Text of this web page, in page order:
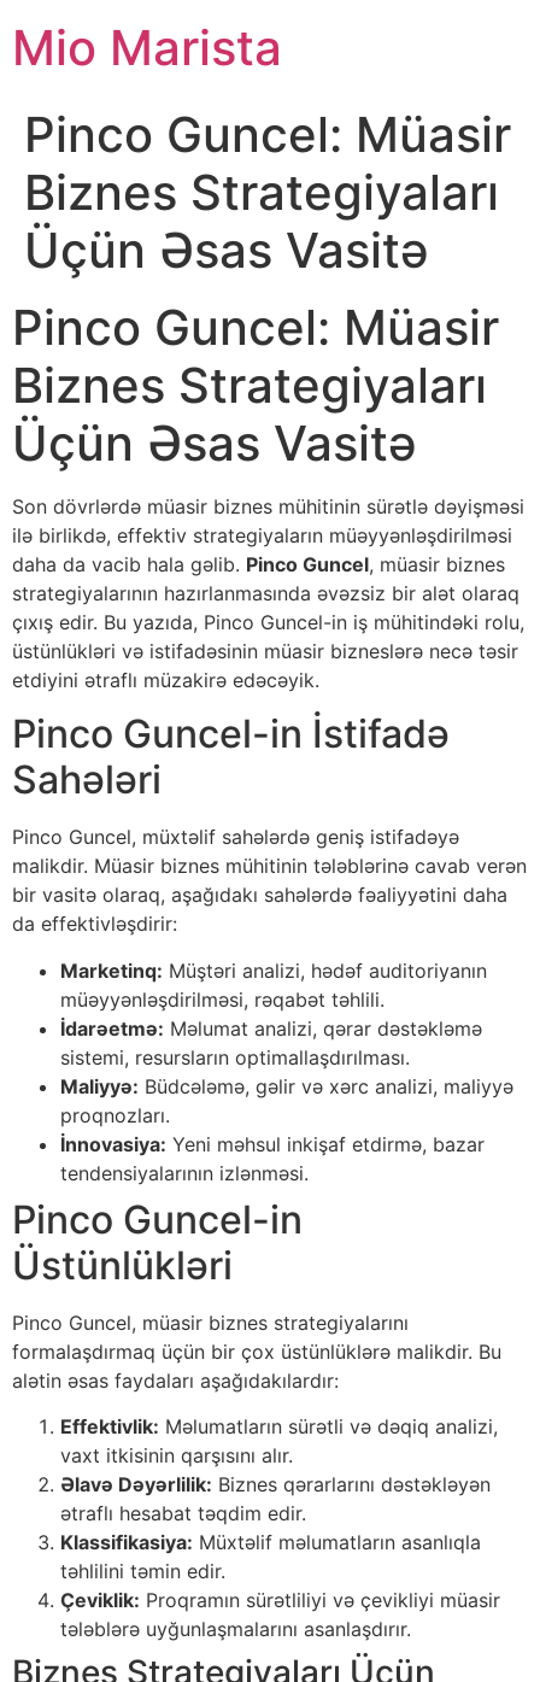
Mio Marista
Pinco Guncel: Müasir
Biznes Strategiyaları
Üçün Əsas Vasitə
Pinco Guncel: Müasir
Biznes Strategiyaları
Üçün Əsas Vasitə
Son dövrlərdə müasir biznes mühitinin sürətlə dəyişməsi
ilə birlikdə, effektiv strategiyaların müəyyənləşdirilməsi
daha da vacib hala gəlib. Pinco Guncel, müasir biznes
strategiyalarının hazırlanmasında əvəzsiz bir alət olaraq
çıxış edir. Bu yazıda, Pinco Guncel-in iş mühitindəki rolu,
üstünlükləri və istifadəsinin müasir bizneslərə necə təsir
etdiyini ətraflı müzakirə edəcəyik.
Pinco Guncel-in İstifadə
Sahələri
Pinco Guncel, müxtəlif sahələrdə geniş istifadəyə
malikdir. Müasir biznes mühitinin tələblərinə cavab verən
bir vasitə olaraq, aşağıdakı sahələrdə fəaliyyətini daha
da effektivləşdirir:
Marketinq: Müştəri analizi, hədəf auditoriyanın
müəyyənləşdirilməsi, rəqabət təhlili.
İdarəetmə: Məlumat analizi, qərar dəstəkləmə
sistemi, resursların optimallaşdırılması.
Maliyyə: Büdcələmə, gəlir və xərc analizi, maliyyə
proqnozları.
İnnovasiya: Yeni məhsul inkişaf etdirmə, bazar
tendensiyalarının izlənməsi.
Pinco Guncel-in
Üstünlükləri
Pinco Guncel, müasir biznes strategiyalarını
formalaşdırmaq üçün bir çox üstünlüklərə malikdir. Bu
alətin əsas faydaları aşağıdakılardır:
Effektivlik: Məlumatların sürətli və dəqiq analizi,
vaxt itkisinin qarşısını alır.
Əlavə Dəyərlilik: Biznes qərarlarını dəstəkləyən
ətraflı hesabat təqdim edir.
Klassifikasiya: Müxtəlif məlumatların asanlıqla
təhlilini təmin edir.
Çeviklik: Proqramın sürətliliyi və çevikliyi müasir
tələblərə uyğunlaşmalarını asanlaşdırır.
Biznes Strategiyaları Üçün